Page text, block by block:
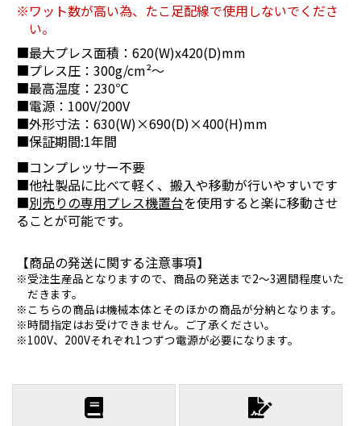
ワット数が高い為、たこ足配線で使用しないでくださ
い。
■最大プレス面積：620(W)x420(D)mm
■プレス圧：300g/cm²～
■最高温度：230℃
■電源：100V/200V
■外形寸法：630(W)×690(D)×400(H)mm
■保証期間:1年間
■コンプレッサー不要
■他社製品に比べて軽く、搬入や移動が行いやすいです
■別売りの専用プレス機置台を使用すると楽に移動させ
ることが可能です。
【商品の発送に関する注意事項】
受注生産品となりますので、商品の発送まで2～3週間程度いた
だきます。
こちらの商品は機械本体とそのほかの商品が分納となります。
時間指定はお受けできません。ご了承ください。
100V、200Vそれぞれ1つずつ電源が必要になります。